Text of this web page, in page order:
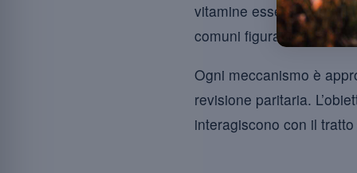
vitamine essenziali e
comuni figurano
Ogni meccanismo è
revisione paritaria.
interagiscono con il